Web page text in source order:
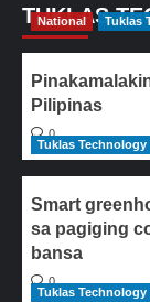
TUKLAS
National Tuklas
Pilipinas
0
Tuklas Technology
Smart
sa pagiging
bansa
0
Tuklas Technology